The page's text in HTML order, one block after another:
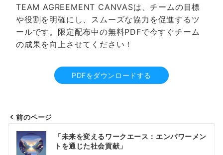
TEAM AGREEMENT CANVASは、チームの目標
や役割を明確にし、スムーズな協力を促進するツ
ールです。限定配布中の無料PDFで今すぐチーム
の成果を向上させてください！
PDFをダウンロードする
投
稿
前のページ
「未来を変えるワークエース：エンパワーメン
トを通じた社会貢献」